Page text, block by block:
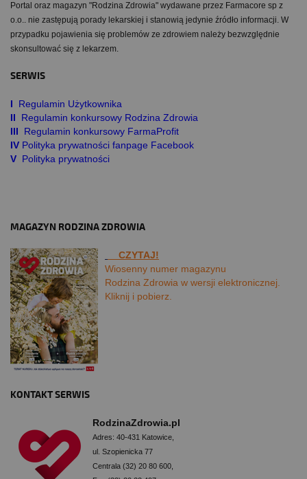
Portal oraz magazyn "Rodzina Zdrowia" wydawane przez Farmacore sp z
o.o.. nie zastępują porady lekarskiej i stanowią jedynie źródło informacji. W
przypadku pojawienia się problemów ze zdrowiem należy bezwzględnie
skonsultować się z lekarzem.
SERWIS
I Regulamin Użytkownika
II
Regulamin konkursowy Rodzina Zdrowia
III
Regulamin konkursowy FarmaProfit
IV Polityka prywatności fanpage Facebook
V Polityka prywatności
MAGAZYN RODZINA ZDROWIA
CZYTAJ!
Wiosenny numer magazynu
Rodzina Zdrowia w wersji elektronicznej.
Kliknij i pobierz.
KONTAKT SERWIS
RodzinaZdrowia.pl
Adres: 40-431 Katowice,
ul. Szopienicka 77
Centrala (32) 20 80 600,